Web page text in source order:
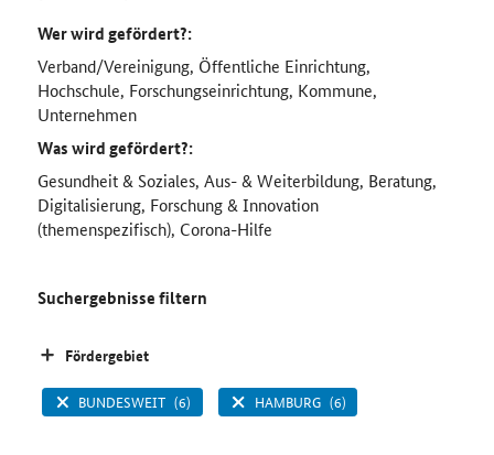
Wer wird gefördert?:
Verband/Vereinigung, Öffentliche Einrichtung,
Hochschule, Forschungseinrichtung, Kommune,
Unternehmen
Was wird gefördert?:
Gesundheit & Soziales, Aus- & Weiterbildung, Beratung,
Digitalisierung, Forschung & Innovation
(themenspezifisch), Corona-Hilfe
Suchergebnisse filtern
Fördergebiet
BUNDESWEIT (6) HAMBURG (6)